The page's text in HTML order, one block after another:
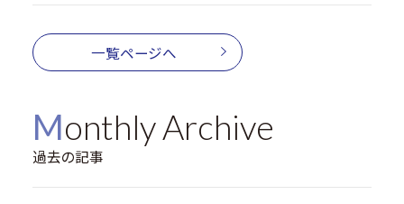
一覧ページへ
Monthly Archive
過去の記事